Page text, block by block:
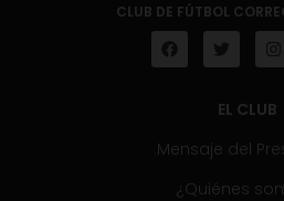
CLUB DE FÚTBOL
EL CLUB
Mensaje del
¿Quiénes